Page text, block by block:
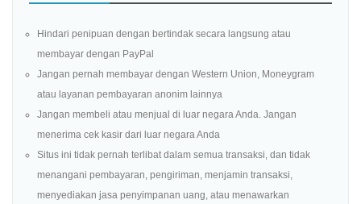
Hindari penipuan dengan bertindak secara langsung atau
membayar dengan PayPal
Jangan pernah membayar dengan Western Union, Moneygram
atau layanan pembayaran anonim lainnya
Jangan membeli atau menjual di luar negara Anda. Jangan
menerima cek kasir dari luar negara Anda
Situs ini tidak pernah terlibat dalam semua transaksi, dan tidak
menangani pembayaran, pengiriman, menjamin transaksi,
menyediakan jasa penyimpanan uang, atau menawarkan